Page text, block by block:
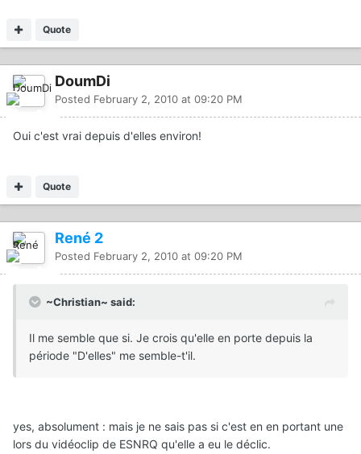
Quote
DoumDi
Posted February 2, 2010 at 09:20 PM
Oui c'est vrai depuis d'elles environ!
Quote
René 2
Posted February 2, 2010 at 09:20 PM
~Christian~ said:
Il me semble que si. Je crois qu'elle en porte depuis la
période "D'elles" me semble-t'il.
yes, absolument : mais je ne sais pas si c'est en en portant une
lors du vidéoclip de ESNRQ qu'elle a eu le déclic.